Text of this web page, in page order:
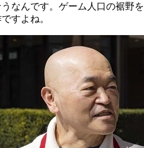
なんです。ゲーム人口の裾野を
すよね。